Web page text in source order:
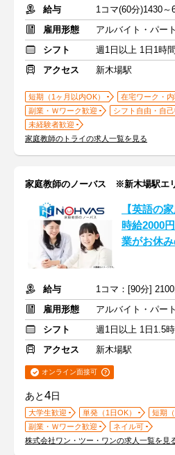
給与
1コマ(60分)1430～
雇用形態
アルバイト・パート
シフト
週1日以上 1日1時
アクセス
新木場駅
短期（1ヶ月以内OK）
在宅ワーク・
副業・Ｗワーク歓迎
シフト自由・自
未経験者歓迎
家庭教師のトライの求人一覧を見る
家庭教師のノーバス ※新木場駅エ
【英語の
時給2000
業がお休
給与
雇用形態
アルバイト・パート
シフト
週1日以上 1日1.5
アクセス
新木場駅
オンライン面接可
あと4日
大学生歓迎 単発（1日OK）
短期
副業・Ｗワーク歓迎
ネイル可
株式会社ワン・ツー・ワンの求人一覧を見